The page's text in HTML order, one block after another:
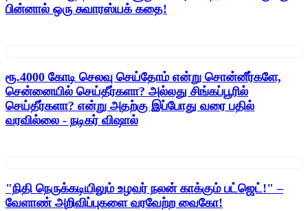
பின்னால் ஒரு சுவாரஸ்யக் கதை!
ரூ.4000 கோடி செலவு செய்தோம் என்று சொன்னீர்களே,
சென்னையில் செய்தீர்களா? அல்லது சிங்கப்பூரில்
செய்தீர்களா? என்று அதற்கு இப்போது வரை பதில்
வரவில்லை - நடிகர் விஷால்
"நிதி நெருக்கடியிலும் உழவர் நலன் காக்கும் பட்ஜெட்!" –
வேளாண் அறிவிப்புகளை வரவேற்ற வைகோ!